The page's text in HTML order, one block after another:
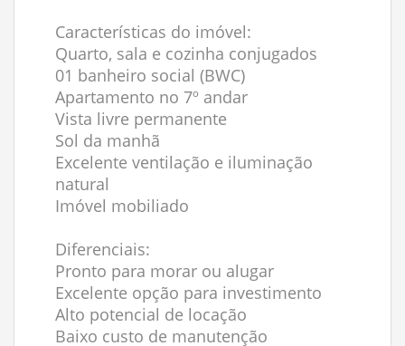
Características do imóvel:
Quarto, sala e cozinha conjugados
01 banheiro social (BWC)
Apartamento no 7º andar
Vista livre permanente
Sol da manhã
Excelente ventilação e iluminação
natural
Imóvel mobiliado
Diferenciais:
Pronto para morar ou alugar
Excelente opção para investimento
Alto potencial de locação
Baixo custo de manutenção